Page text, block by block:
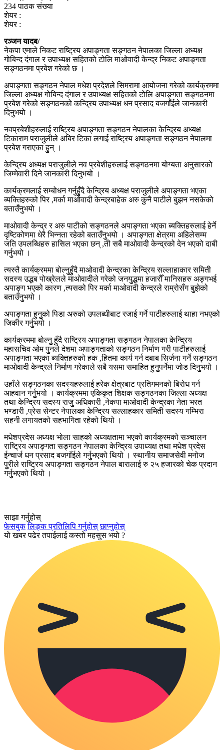
234 पाठक संख्या
शेयर :
शेयर :
रञ्जन यादब/
नेकपा एमाले निकट राष्ट्रिय अपाङ्गता सङ्गठन नेपालका जिल्ला अध्यक्ष
गोबिन्द दंगाल र उपाध्यक्ष सहितको टोलि माओवादी केन्द्र निकट अपाङ्गता
सङ्गठनमा प्रबेश गरेको छ ।
अपाङ्गता सङ्गठन नेपाल मधेश प्रदेशले सिमरामा आयोजना गरेको कार्यक्रममा
जिल्ला अध्यक्ष गोबिन्द दंगाल र उपाध्यक्ष सहितको टोलि अपाङ्गता सङ्गठनमा
प्रबेश गरेको सङ्गठनको कन्द्रिय उपाध्यक्ष धन प्रसाद बजगाँईले जानकारी
दिनुुभयो ।
नवप्रबेशीहरुलाई राष्ट्रिय अपाङ्गता सङ्गठन नेपालका केन्द्रिय अध्यक्ष
टिकाराम पराजुुलीले अबिर टिका लगाई राष्ट्रिय अपाङ्गता सङ्गठन नेपालमा
प्रबेश गराएका हुुन् ।
केन्द्रिय अध्यक्ष पराजुुलीले नव प्रबेशीहरुलाई सङ्गठनमा योग्यता अनुुसारको
जिम्मेवारी दिने जानकारी दिनुुभयो ।
कार्यक्रमलाई सम्बोधन गर्नुुहुुँदै केन्द्रिय अध्यक्ष पराजुुलीले अपाङ्गता भएका
ब्यक्तिहरुको पिर ,मर्का माओवादी केन्द्रबाहेक अरु कुुनै पाटीले बुुझन नसकेको
बताउँनुुभयो ।
माओवादी केन्द्र र अरु पाटीको सङ्गठनले अपाङ्गता भएका ब्यक्तिहरुलाई हेर्ने
दृष्टिकोणमा धेरै भिन्नता रहेको बताउँनुुभयो । अपाङ्गता क्षेत्रमा अहिलेसम्म
जति उपलब्धिहरु हासिल भएका छन् ,ती सबै माओवादी केन्द्रको देन भएको दाबी
गर्नुुभयो ।
त्यस्तै कार्यक्रममा बोल्नुुहुुँदै माओवादी केन्द्रका केन्द्रिय सल्लाहाकार समिती
सदस्य उद्धब पोख्रेलले माओवादीले गरेको जनयुुद्धमा हजारौँ मानिसहरु अङ्गभई
अपाङ्ग भएको कारण ,त्यसको पिर मर्का माओवादी केन्द्रले राम्रोसँग बुुझेको
बताउँनुुभयो ।
अपाङ्गता हुुनुुको पिडा अरुको उपलब्धीबाट रजाई गर्ने पाटीहरुलाई थाहा नभएको
जिकीर गर्नुुभयो ।
कार्यक्रममा बोल्नुु हुुँदै राष्ट्रिय अपाङ्गता सङ्गठन नेपालका केन्द्रिय
महासचिव ओम पुुनले देशमा अपाङ्गताको सङ्गठन निर्माण गरी पाटीहरुलाई
अपाङ्गता भएका ब्यक्तिहरुको हक ,हितमा कार्य गर्न दबाब सिर्जना गर्ने सङ्गठन
माओवादी केन्द्रले निर्माण गरेकाले सबै यसमा समाहित हुुनुुपर्नेमा जोड दिनुुभयो ।
उहाँले सङ्गठनका सदस्यहरुलाई हरेक क्षेत्रबाट प्रतिगमनको बिरोध गर्न
आहवान गर्नुुभयो । कार्यक्रममा एकिकृत शिक्षक सङ्गठनका जिल्ला अध्यक्ष
तथा केन्द्रिय सदस्य राजुु अधिकारी ,नेकपा माओवादी केन्द्रका नेता भरत
भण्डारी ,प्रेस सेन्टर नेपालका केन्द्रिय सल्लाहकार समिती सदस्य गम्भिरा
सहनी लगायतको सहभागिता रहेको थियो ।
मधेशप्रदेस अध्यक्ष भोला साहको अध्यक्षतामा भएको कार्यक्रमको सञ्चालन
राष्ट्रिय अपाङ्गता सङ्गठन नेपालका केन्द्रिय उपाध्यक्ष तथा मधेश प्रदेस
ईन्चार्ज धन प्रसाद बजगाँईले गर्नुुभएको थियो । स्थानीय समाजसेवी मनोज
पुुरीले राष्ट्रिय अपाङ्गता सङ्गठन नेपाल बारालाई रु २५ हजारको चेक प्रदान
गर्नुुभएको थियो ।
साझा गर्नुहोस्
फेसबुक लिङ्क प्रतिलिपि गर्नुहोस् छाप्नुहोस्
यो खबर पढेर तपाईलाई कस्तो महसुस भयो ?